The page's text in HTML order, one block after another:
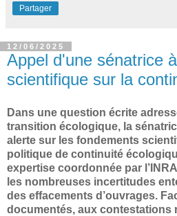
Partager
12/06/2025
Appel d'une sénatrice
scientifique sur la
Dans une question écrite
transition écologique, la
alerte sur les fondements
politique de continuité
expertise coordonnée par
les nombreuses incertitudes
des effacements d’ouvrages.
documentés, aux contestations